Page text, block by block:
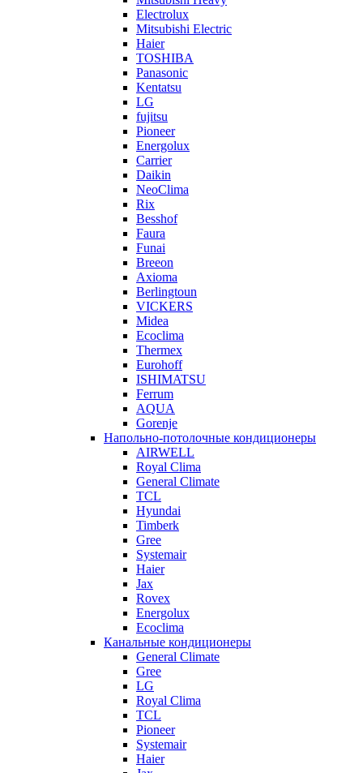
Electrolux
Mitsubishi Electric
Haier
TOSHIBA
Panasonic
Kentatsu
LG
fujitsu
Pioneer
Energolux
Carrier
Daikin
NeoClima
Rix
Besshof
Faura
Funai
Breeon
Axioma
Berlingtoun
VICKERS
Midea
Ecoclima
Thermex
Eurohoff
ISHIMATSU
Ferrum
AQUA
Gorenje
Напольно-потолочные кондиционеры
AIRWELL
Royal Clima
General Climate
TCL
Hyundai
Timberk
Gree
Systemair
Haier
Jax
Rovex
Energolux
Ecoclima
Канальные кондиционеры
General Climate
Gree
LG
Royal Clima
TCL
Pioneer
Systemair
Haier